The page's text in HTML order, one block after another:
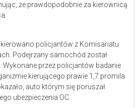
że prawdopodobnie za kierownicą
policjantów z Komisariatu
Podejrzany samochód został
Wykonane przez policjantów badanie
kierującego prawie 1,7 promila
auto którym się poruszał
ubezpieczenia OC.